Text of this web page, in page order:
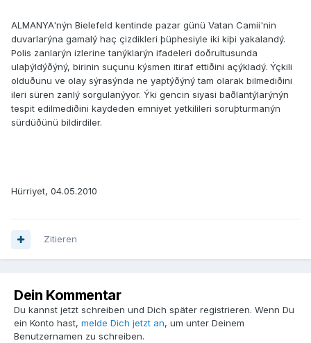
ALMANYA'nýn Bielefeld kentinde pazar günü Vatan Camii'nin
duvarlarýna gamalý haç çizdikleri þüphesiyle iki kiþi yakalandý.
Polis zanlarýn izlerine tanýklarýn ifadeleri doðrultusunda
ulaþýldýðýný, birinin suçunu kýsmen itiraf ettiðini açýkladý. Ýçkili
olduðunu ve olay sýrasýnda ne yaptýðýný tam olarak bilmediðini
ileri süren zanlý sorgulanýyor. Ýki gencin siyasi baðlantýlarýnýn
tespit edilmediðini kaydeden emniyet yetkilileri soruþturmanýn
sürdüðünü bildirdiler.
Hürriyet, 04.05.2010
Zitieren
Dein Kommentar
Du kannst jetzt schreiben und Dich später registrieren. Wenn Du
ein Konto hast, melde Dich jetzt an, um unter Deinem
Benutzernamen zu schreiben.